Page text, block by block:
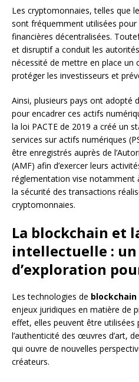
Les cryptomonnaies, telles que le
sont fréquemment utilisées
financières décentralisées.
et disruptif a conduit les
nécessité de mettre en place un
protéger les investisseurs et
Ainsi, plusieurs pays ont adopté
pour encadrer ces actifs
la loi PACTE de 2019 a créé un
services sur actifs numériques
être enregistrés auprès de
(AMF) afin d’exercer leurs
réglementation vise notamment
la sécurité des transactions
cryptomonnaies.
La blockchain et
intellectuelle :
d’exploration
Les technologies de blockchain
enjeux juridiques en matière de
effet, elles peuvent être
l’authenticité des œuvres d’art,
qui ouvre de nouvelles
créateurs.